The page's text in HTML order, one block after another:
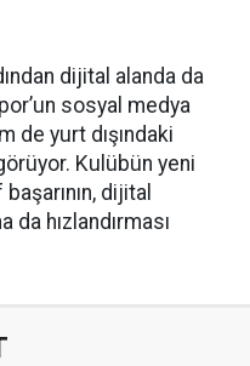
dijital alanda da
sosyal medya
de yurt dışındaki
Kulübün yeni
dijital
hızlandırması